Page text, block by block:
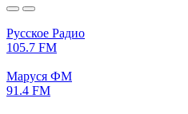
Русское Радио
105.7 FM
Маруся ФМ
91.4 FM